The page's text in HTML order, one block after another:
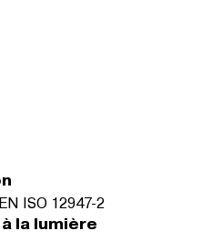
ISO 12947-2
la lumière